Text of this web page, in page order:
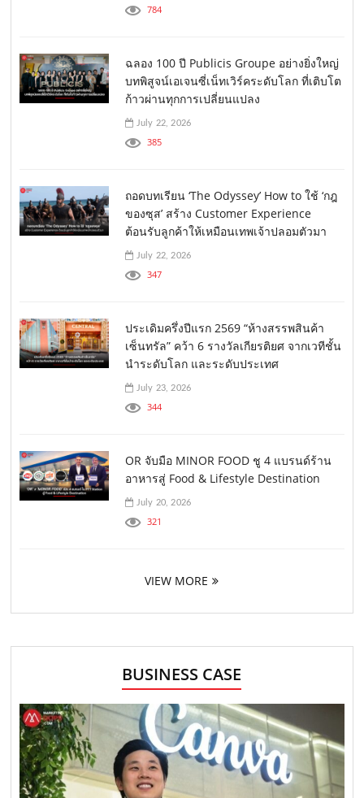
784
ฉลอง 100 ปี Publicis Groupe อย่างยิ่งใหญ่
บทพิสูจน์เอเจนซี่เน็ทเวิร์คระดับโลก ที่เติบโต
ก้าวผ่านทุกการเปลี่ยนแปลง
July 22, 2026
385
ถอดบทเรียน ‘The Odyssey’ How to ใช้ ‘กฎ
ของซุส’ สร้าง Customer Experience
ต้อนรับลูกค้าให้เหมือนเทพเจ้าปลอมตัวมา
July 22, 2026
347
ประเดิมครึ่งปีแรก 2569 “ห้างสรรพสินค้า
เซ็นทรัล” คว้า 6 รางวัลเกียรติยศ จากเวทีชั้น
นำระดับโลก และระดับประเทศ
July 23, 2026
344
OR จับมือ MINOR FOOD ชู 4 แบรนด์ร้าน
อาหารสู่ Food & Lifestyle Destination
July 20, 2026
321
VIEW MORE
BUSINESS CASE